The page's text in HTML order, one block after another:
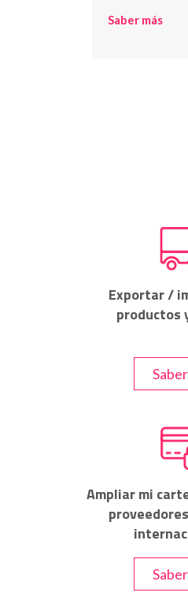
Saber más
Exportar /
productos
Ampliar mi